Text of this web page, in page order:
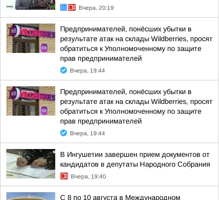
Вчера, 20:19
Предпринимателей, понёсших убытки в
результате атак на склады Wildberries, просят
обратиться к Уполномоченному по защите
прав предпринимателей
Вчера, 19:44
Предпринимателей, понёсших убытки в
результате атак на склады Wildberries, просят
обратиться к Уполномоченному по защите
прав предпринимателей
Вчера, 19:44
В Ингушетии завершен прием документов от
кандидатов в депутаты Народного Собрания
Вчера, 19:40
С 8 по 10 августа в Международном